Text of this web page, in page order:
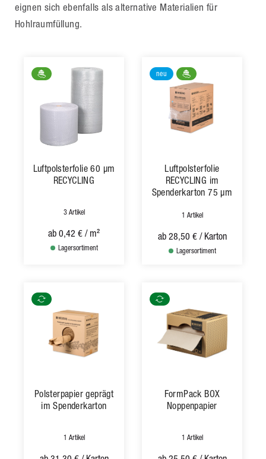
eignen sich ebenfalls als alternative Materialien für
Hohlraumfüllung.
Luftpolsterfolie 60 µm
RECYCLING
3 Artikel
ab 0,42 € / m²
Lagersortiment
neu
Luftpolsterfolie
RECYCLING im
Spenderkarton 75 µm
1 Artikel
ab 28,50 € / Karton
Lagersortiment
Polsterpapier geprägt
im Spenderkarton
1 Artikel
FormPack BOX
Noppenpapier
1 Artikel